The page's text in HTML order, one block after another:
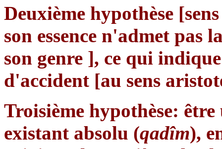
Deuxième hypothèse
son essence n'admet
son genre ], ce qui
d'accident [au sens
Troisième hypothèse:
existant absolu (qadîm),